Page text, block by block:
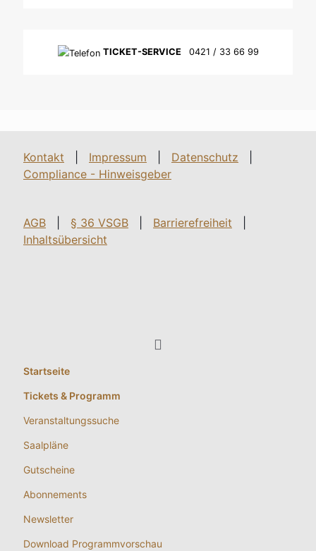
TICKET-SERVICE 0421 / 33 66 99
Kontakt Impressum Datenschutz
Compliance - Hinweisgeber
AGB § 36 VSGB Barrierefreiheit
Inhaltsübersicht
Startseite
Tickets & Programm
Veranstaltungssuche
Saalpläne
Gutscheine
Abonnements
Newsletter
Download Programmvorschau